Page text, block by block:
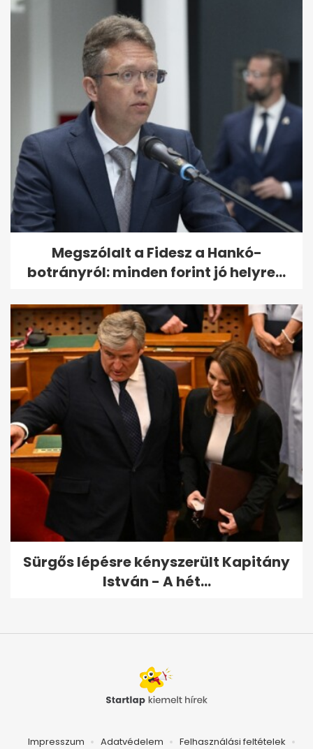
Megszólalt a Fidesz a Hankó-
botrányról: minden forint jó helyre...
Sürgős lépésre kényszerült Kapitány
István - A hét...
Impresszum Adatvédelem Felhasználási feltételek